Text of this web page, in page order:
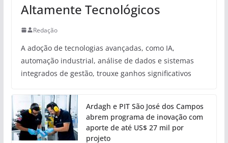
Altamente Tecnológicos
Redação
A adoção de tecnologias avançadas, como IA,
automação industrial, análise de dados e sistemas
integrados de gestão, trouxe ganhos significativos
Ardagh e PIT São José dos Campos
abrem programa de inovação com
aporte de até US$ 27 mil por
projeto